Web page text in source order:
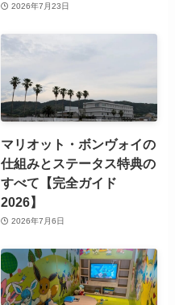
2026年7月23日
マリオット・ボンヴォイの
仕組みとステータス特典の
すべて【完全ガイド
2026】
2026年7月6日